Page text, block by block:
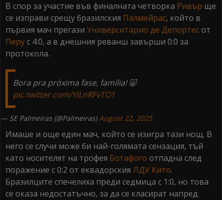
В спор за участие във финалната четворка Ривър ще
се изправи срещу бразилския Палмейрас, който в
първия мач прегази Университарио де Депортесот
Перус 4:0, а в днешния реванш завърши 0:0 за
протокола.
Bora pra próxima fase, família! 🐷
pic.twitter.com/YlLnRFvTO1
— SE Palmeiras (@Palmeiras)August 22, 2025
Имаше и още един мач, който се изигра тази нощ. В
него се случи може би най-голямата сензация, тъй
като носителят на трофея Ботафого отпадна след
поражение с 0:2 от еквадорския ЛДУ Кито.
Бразилците спечелиха преди седмица с 1:0, но това
се оказа недостатъчно, за да се класират напред.